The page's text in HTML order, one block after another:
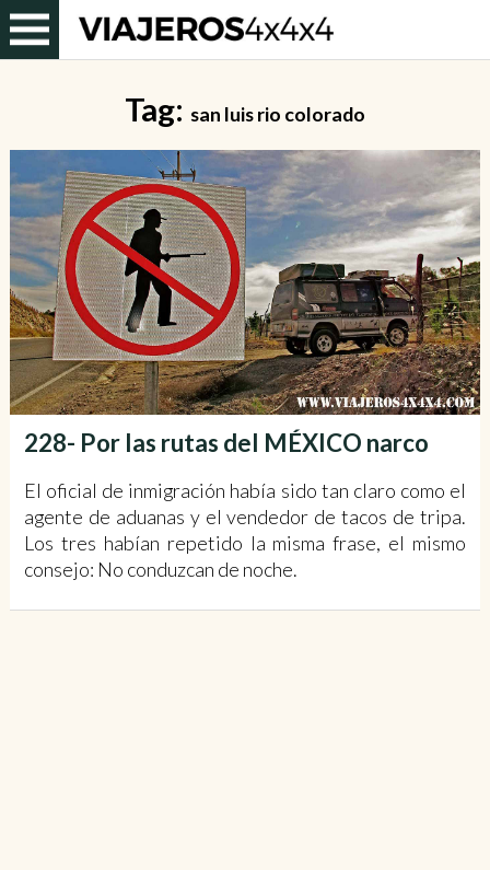
Tag: san luis rio colorado
228- Por las rutas del MÉXICO narco
El oficial de inmigración había sido tan claro como el
agente de aduanas y el vendedor de tacos de tripa.
Los tres habían repetido la misma frase, el mismo
consejo: No conduzcan de noche.